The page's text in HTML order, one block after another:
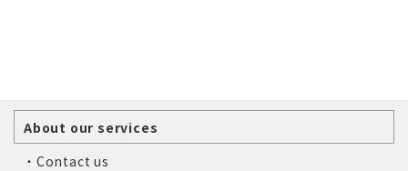
About our services
・Contact us